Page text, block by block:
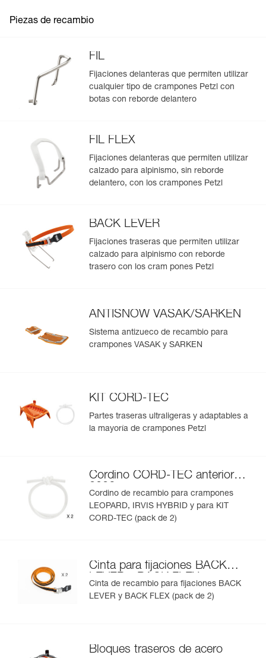
Piezas de recambio
FIL
Fijaciones delanteras que permiten utilizar
cualquier tipo de crampones Petzl con
botas con reborde delantero
FIL FLEX
Fijaciones delanteras que permiten utilizar
calzado para alpinismo, sin reborde
delantero, con los crampones Petzl
BACK LEVER
Fijaciones traseras que permiten utilizar
calzado para alpinismo con reborde
trasero con los cram pones Petzl
ANTISNOW VASAK/SARKEN
Sistema antizueco de recambio para
crampones VASAK y SARKEN
KIT CORD-TEC
Partes traseras ultraligeras y adaptables a
la mayoría de crampones Petzl
Cordino CORD-TEC anterior a
2026
Cordino de recambio para crampones
LEOPARD, IRVIS HYBRID y para KIT
CORD-TEC (pack de 2)
Cinta para fijaciones BACK
LEVER y BACK FLEX
Cinta de recambio para fijaciones BACK
LEVER y BACK FLEX (pack de 2)
Bloques traseros de acero